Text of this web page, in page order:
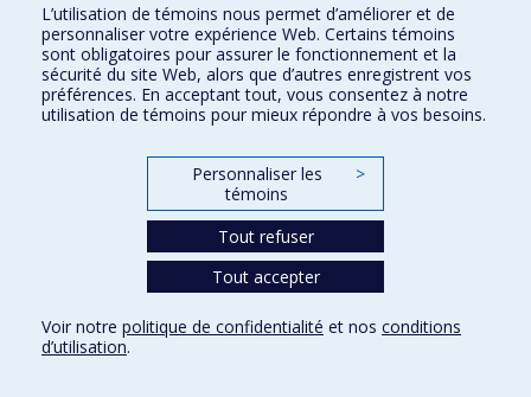
Téléchargez les logos de l'ESPUM
Paramètres des témoins
L’utilisation de témoins nous permet d’améliorer et de
personnaliser votre expérience Web. Certains témoins
sont obligatoires pour assurer le fonctionnement et la
sécurité du site Web, alors que d’autres enregistrent vos
préférences. En acceptant tout, vous consentez à notre
utilisation de témoins pour mieux répondre à vos besoins.
Personnaliser les
témoins
>
Tout refuser
Tout accepter
Voir notre politique de confidentialité et nos conditions
d’utilisation.